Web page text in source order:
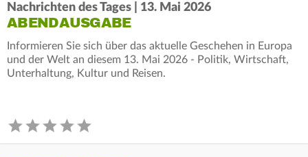
Nachrichten des Tages | 13. Mai 2026
ABENDAUSGABE
Informieren Sie sich über das aktuelle Geschehen in Europa
und der Welt an diesem 13. Mai 2026 - Politik, Wirtschaft,
Unterhaltung, Kultur und Reisen.